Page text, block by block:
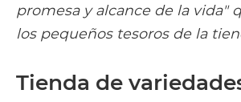
promesa y alcance de la vida"
los pequeños tesoros de la
Tienda de